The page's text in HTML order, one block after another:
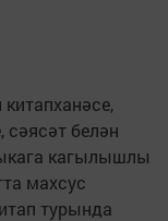
сәясәт белән
кагылышлы
махсус
турында